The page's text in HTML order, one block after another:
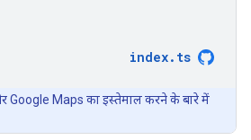
index. ts
Google Maps का इस्तेमाल करने के बारे में